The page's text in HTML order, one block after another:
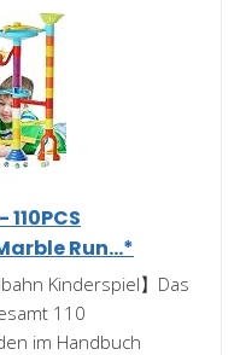
Run...*
Kinderspiel】Das
110
im Handbuch